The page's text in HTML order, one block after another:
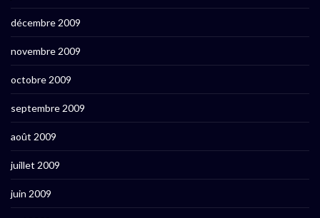
décembre 2009
novembre 2009
octobre 2009
septembre 2009
août 2009
juillet 2009
juin 2009